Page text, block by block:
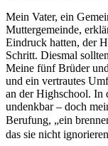
Mein Vater, ein
Muttergemeinde,
Eindruck hatten, der
Schritt. Diesmal
Meine fünf Brüder
und ein vertrautes
an der Highschool. In
undenkbar – doch
Berufung, „ein
das sie nicht